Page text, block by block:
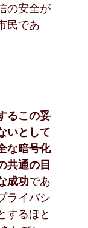
の安全が
民であ
るこの妥
いとして
な暗号化
共通の目
成功であ
ライバシ
するほと